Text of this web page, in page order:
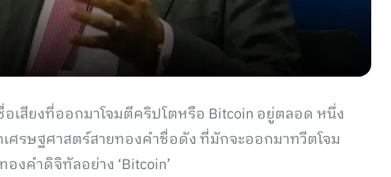
เสียงที่ออกมาโจมตีคริปโตหรือ Bitcoin อยู่ตลอด หนึ่ง
เศรษฐศาสตร์สายทองคำชื่อดัง ที่มักจะออกมาทวีตโจม
งคำดิจิทัลอย่าง ‘Bitcoin’